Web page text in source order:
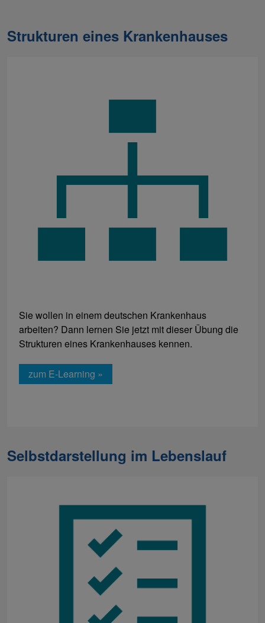
Strukturen eines Krankenhauses
Sie wollen in einem deutschen Krankenhaus
arbeiten? Dann lernen Sie jetzt mit dieser Übung die
Strukturen eines Krankenhauses kennen.
zum E-Learning »
Selbstdarstellung im Lebenslauf